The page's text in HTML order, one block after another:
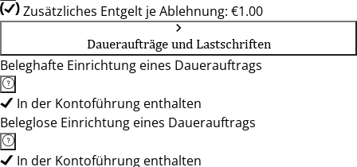
Zusätzliches Entgelt je Ablehnung: €1.00
Daueraufträge und Lastschriften
Beleghafte Einrichtung eines Dauerauftrags
In der Kontoführung enthalten
Beleglose Einrichtung eines Dauerauftrags
In der Kontoführung enthalten